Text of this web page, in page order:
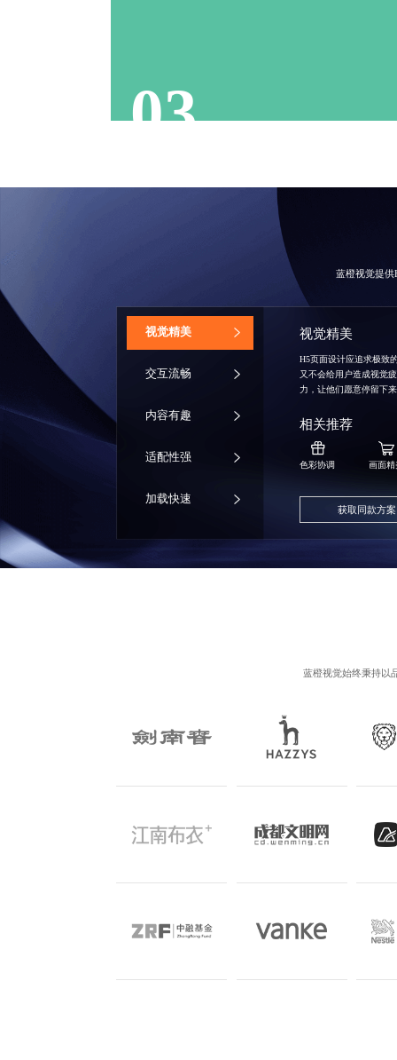
03
蓝橙视觉提供
‌视觉精美
交互流畅
内容有趣
适配性强
加载快速
视觉精美
H5页面设计应追求极致
又不会给用户造成视觉
力，让他们愿意停留下
相关推荐
色彩协调 画面精
获取同款方案
蓝橙视觉始终秉持以